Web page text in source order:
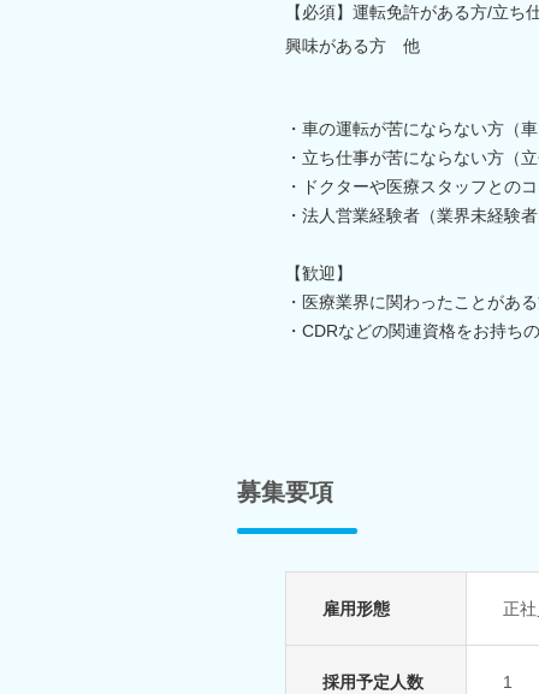
【必須】運転免許がある方/立
興味がある方 他
・車の運転が苦にならない方（
・立ち仕事が苦にならない方（
・ドクターや医療スタッフとの
・法人営業経験者（業界未経験
【歓迎】
・医療業界に関わったことがあ
・CDRなどの関連資格をお持ち
募集要項
雇用形態 正
採用予定人数 1